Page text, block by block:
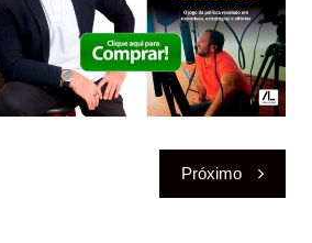
Próximo